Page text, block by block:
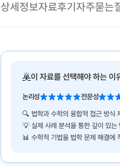
상세정보자료후기 자주묻는
이 자료를 선택해야 하는 이
논리성 전문성
🔍 법학과 수학의 융합적 접근 방식
💡 실제 사례 분석을 통한 깊이 있는
📊 수학적 기법을 법학 문제 해결에